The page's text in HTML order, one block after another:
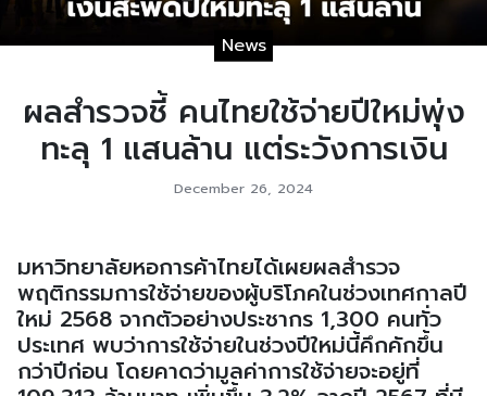
News
ผลสำรวจชี้ คนไทยใช้จ่ายปีใหม่พุ่ง
ทะลุ 1 แสนล้าน แต่ระวังการเงิน
December 26, 2024
มหาวิทยาลัยหอการค้าไทยได้เผยผลสำรวจ
พฤติกรรมการใช้จ่ายของผู้บริโภคในช่วงเทศกาลปี
ใหม่ 2568 จากตัวอย่างประชากร 1,300 คนทั่ว
ประเทศ พบว่าการใช้จ่ายในช่วงปีใหม่นี้คึกคักขึ้น
กว่าปีก่อน โดยคาดว่ามูลค่าการใช้จ่ายจะอยู่ที่